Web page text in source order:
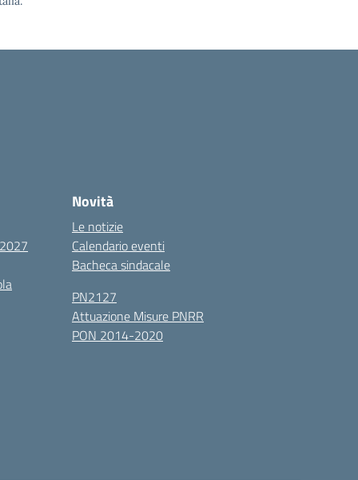
Novità
Le notizie
Calendario eventi
Bacheca sindacale
PN2127
Attuazione Misure PNRR
PON 2014-2020